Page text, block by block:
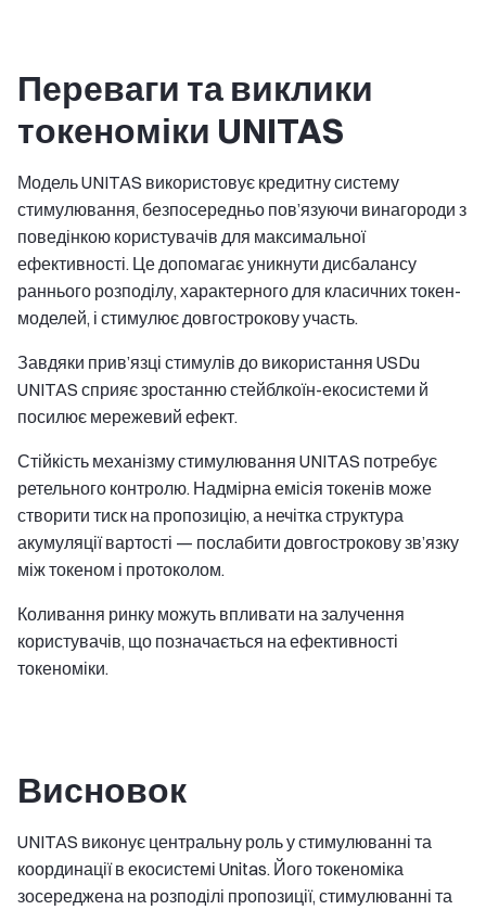
Переваги та виклики
токеноміки UNITAS
Модель UNITAS використовує кредитну систему
стимулювання, безпосередньо пов’язуючи винагороди з
поведінкою користувачів для максимальної
ефективності. Це допомагає уникнути дисбалансу
раннього розподілу, характерного для класичних токен-
моделей, і стимулює довгострокову участь.
Завдяки прив’язці стимулів до використання USDu
UNITAS сприяє зростанню стейблкоїн-екосистеми й
посилює мережевий ефект.
Стійкість механізму стимулювання UNITAS потребує
ретельного контролю. Надмірна емісія токенів може
створити тиск на пропозицію, а нечітка структура
акумуляції вартості — послабити довгострокову зв’язку
між токеном і протоколом.
Коливання ринку можуть впливати на залучення
користувачів, що позначається на ефективності
токеноміки.
Висновок
UNITAS виконує центральну роль у стимулюванні та
координації в екосистемі Unitas. Його токеноміка
зосереджена на розподілі пропозиції, стимулюванні та